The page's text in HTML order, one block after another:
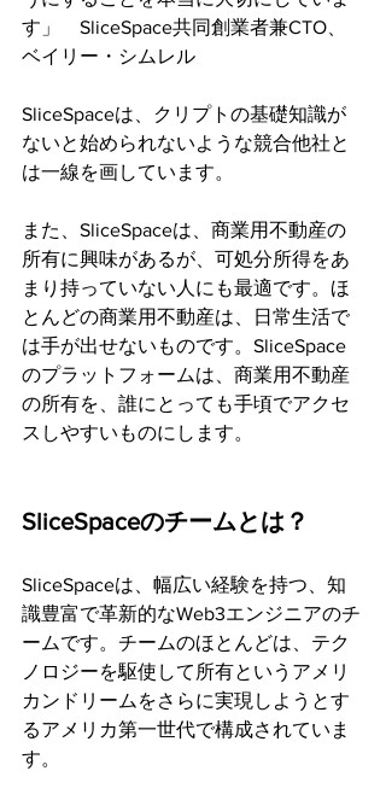
す」　SliceSpace共同創業者兼CTO、
ベイリー・シムレル
SliceSpaceは、クリプトの基礎知識が
ないと始められないような競合他社と
は一線を画しています。
また、SliceSpaceは、商業用不動産の
所有に興味があるが、可処分所得をあ
まり持っていない人にも最適です。ほ
とんどの商業用不動産は、日常生活で
は手が出せないものです。SliceSpace
のプラットフォームは、商業用不動産
の所有を、誰にとっても手頃でアクセ
スしやすいものにします。
SliceSpaceのチームとは？
SliceSpaceは、幅広い経験を持つ、知
識豊富で革新的なWeb3エンジニアのチ
ームです。チームのほとんどは、テク
ノロジーを駆使して所有というアメリ
カンドリームをさらに実現しようとす
るアメリカ第一世代で構成されていま
す。